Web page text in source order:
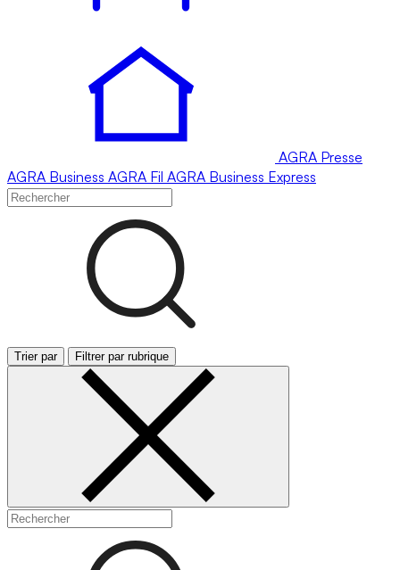
AGRA Presse
AGRA Business AGRA Fil AGRA Business Express
Trier par Filtrer par rubrique